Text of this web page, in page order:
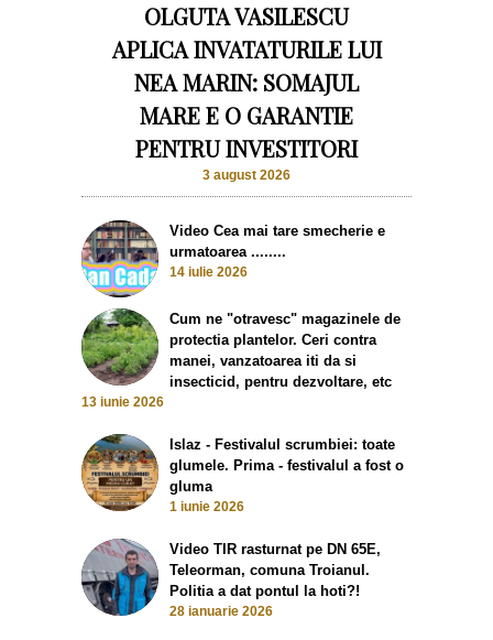
OLGUTA VASILESCU
APLICA INVATATURILE LUI
NEA MARIN: SOMAJUL
MARE E O GARANTIE
PENTRU INVESTITORI
3 august 2026
Video Cea mai tare smecherie e
urmatoarea ........
14 iulie 2026
Cum ne "otravesc" magazinele de
protectia plantelor. Ceri contra
manei, vanzatoarea iti da si
insecticid, pentru dezvoltare, etc
13 iunie 2026
Islaz - Festivalul scrumbiei: toate
glumele. Prima - festivalul a fost o
gluma
1 iunie 2026
Video TIR rasturnat pe DN 65E,
Teleorman, comuna Troianul.
Politia a dat pontul la hoti?!
28 ianuarie 2026